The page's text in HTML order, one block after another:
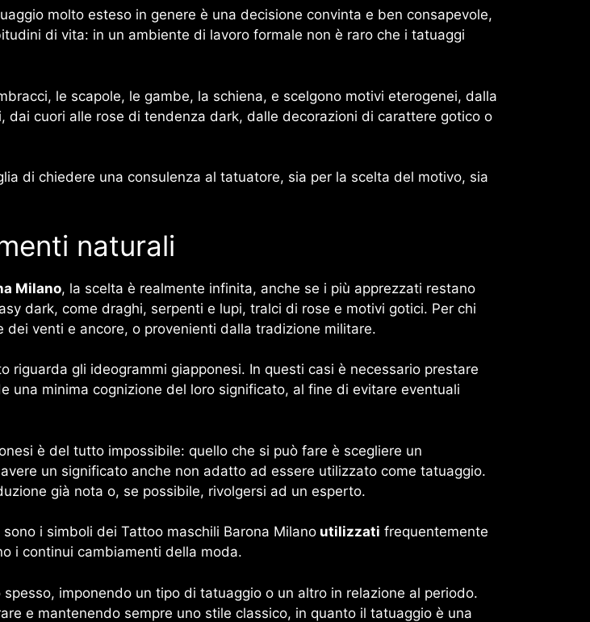
molto esteso in genere è una decisione convinta e ben consapevole,
di vita: in un ambiente di lavoro formale non è raro che i tatuaggi
le scapole, le gambe, la schiena, e scelgono motivi eterogenei, dalla
cuori alle rose di tendenza dark, dalle decorazioni di carattere gotico o
di chiedere una consulenza al tatuatore, sia per la scelta del motivo, sia
naturali
Milano, la scelta è realmente infinita, anche se i più apprezzati restano
dark, come draghi, serpenti e lupi, tralci di rose e motivi gotici. Per chi
venti e ancore, o provenienti dalla tradizione militare.
gli ideogrammi giapponesi. In questi casi è necessario prestare
una minima cognizione del loro significato, al fine di evitare eventuali
è del tutto impossibile: quello che si può fare è scegliere un
un significato anche non adatto ad essere utilizzato come tatuaggio.
già nota o, se possibile, rivolgersi ad un esperto.
i simboli dei Tattoo maschili Barona Milano utilizzati frequentemente
i continui cambiamenti della moda.
imponendo un tipo di tatuaggio o un altro in relazione al periodo.
e mantenendo sempre uno stile classico, in quanto il tatuaggio è una